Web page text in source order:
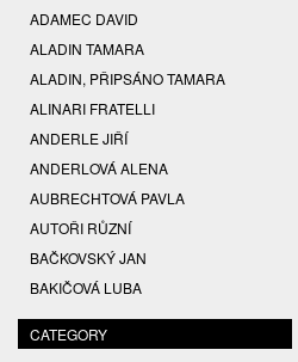
ADAMEC DAVID
ALADIN TAMARA
ALADIN, PŘIPSÁNO TAMARA
ALINARI FRATELLI
ANDERLE JIŘÍ
ANDERLOVÁ ALENA
AUBRECHTOVÁ PAVLA
AUTOŘI RŮZNÍ
BAČKOVSKÝ JAN
BAKIČOVÁ LUBA
BALCAR JIŘÍ
BALCAR KAREL
CATEGORY